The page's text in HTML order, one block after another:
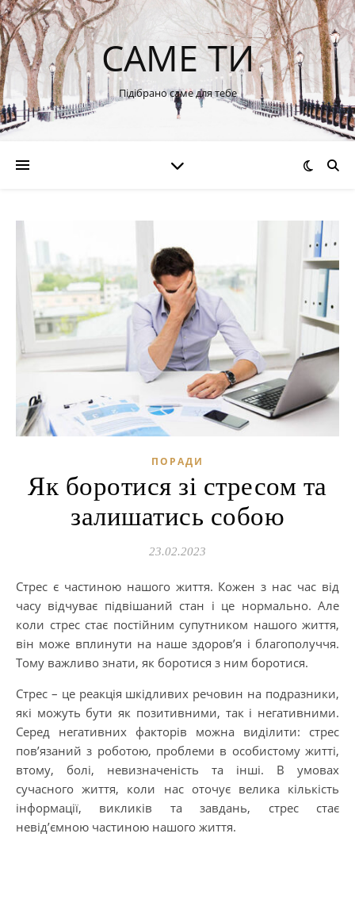
САМЕ ТИ
Підібрано саме для тебе
ПОРАДИ
Як боротися зі стресом та
залишатись собою
23.02.2023
Стрес є частиною нашого життя. Кожен з нас час від
часу відчуває підвішаний стан і це нормально. Але
коли стрес стає постійним супутником нашого життя,
він може вплинути на наше здоров’я і благополуччя.
Тому важливо знати, як боротися з ним боротися.
Стрес – це реакція шкідливих речовин на подразники,
які можуть бути як позитивними, так і негативними.
Серед негативних факторів можна виділити: стрес
пов’язаний з роботою, проблеми в особистому житті,
втому, болі, невизначеність та інші. В умовах
сучасного життя, коли нас оточує велика кількість
інформації, викликів та завдань, стрес стає
невід’ємною частиною нашого життя.